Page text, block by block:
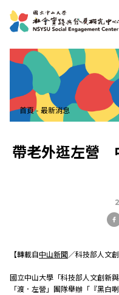
首頁 - 最新消息
帶老外逛左營
【轉載自中山新聞 ／科技部人文
國立中山大學「科技部人文創新
「渡．左營」團隊舉辦「『黑白